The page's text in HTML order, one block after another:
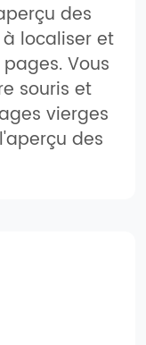
des
localiser et
Vous
souris et
vierges
des